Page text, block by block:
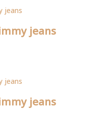
jeans
jeans